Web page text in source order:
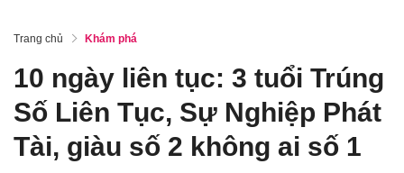
Trang chủ Khám phá
10 ngày liên tục: 3 tuổi Trúng
Số Liên Tục, Sự Nghiệp Phát
Tài, giàu số 2 không ai số 1